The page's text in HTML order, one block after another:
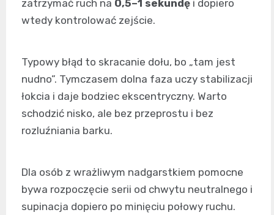
zatrzymać ruch na 0,5–1 sekundę i dopiero
wtedy kontrolować zejście.
Typowy błąd to skracanie dołu, bo „tam jest
nudno”. Tymczasem dolna faza uczy stabilizacji
łokcia i daje bodziec ekscentryczny. Warto
schodzić nisko, ale bez przeprostu i bez
rozluźniania barku.
Dla osób z wrażliwym nadgarstkiem pomocne
bywa rozpoczęcie serii od chwytu neutralnego i
supinacja dopiero po minięciu połowy ruchu.